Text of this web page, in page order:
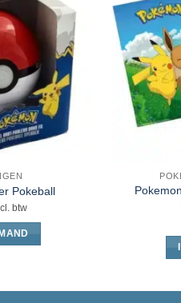
Pokeball
btw